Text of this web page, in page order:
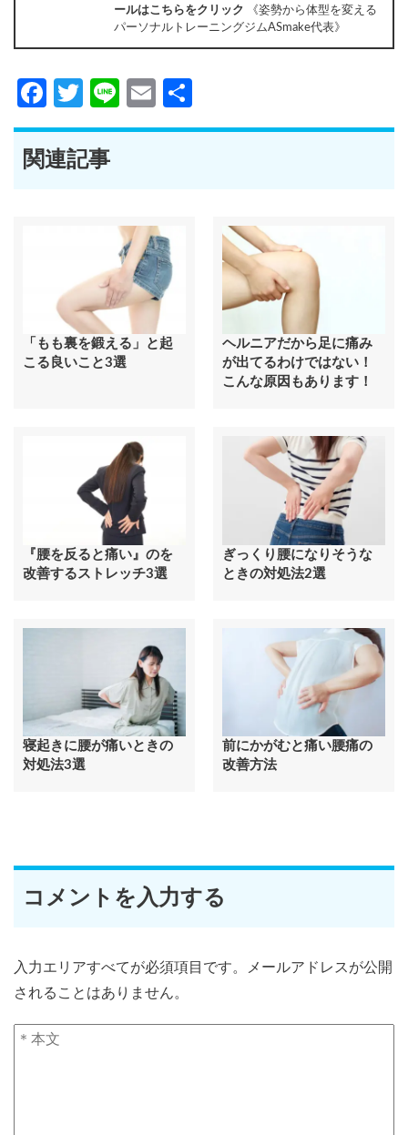
ールはこちらをクリック 《姿勢から体型を変える
パーソナルトレーニングジムASmake代表》
Facebook
Twitter
LineEmail
有
関連記事
「もも裏を鍛える」と起
こる良いこと3選
ヘルニアだから足に痛み
が出てるわけではない！
こんな原因もあります！
『腰を反ると痛い』のを
改善するストレッチ3選
ぎっくり腰になりそうな
ときの対処法2選
寝起きに腰が痛いときの
対処法3選
前にかがむと痛い腰痛の
改善方法
コメントを入力する
入力エリアすべてが必須項目です。メールアドレスが公開
されることはありません。